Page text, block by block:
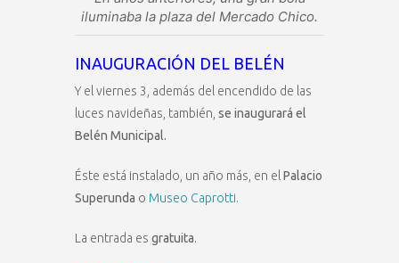
iluminaba la plaza del Mercado Chico.
INAUGURACIÓN DEL BELÉN
Y el viernes 3, además del encendido de las
luces navideñas, también, se inaugurará el
Belén Municipal.
Éste está instalado, un año más, en el Palacio
Superunda o Museo Caprotti.
La entrada es gratuita.